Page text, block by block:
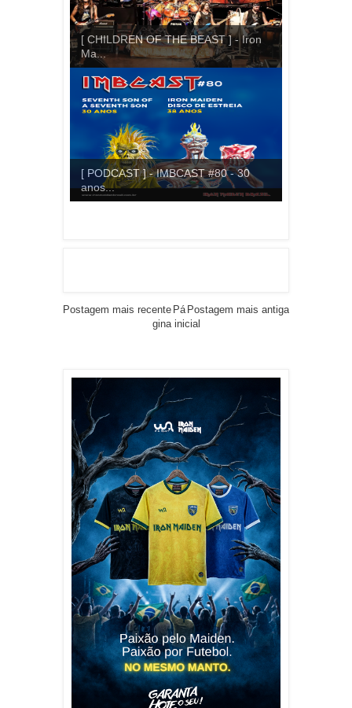
[ CHILDREN OF THE BEAST ] - Iron
Ma...
[ PODCAST ] - IMBCAST #80 - 30
anos...
Postagem mais recente Postagem mais antiga
Pá
gina inicial